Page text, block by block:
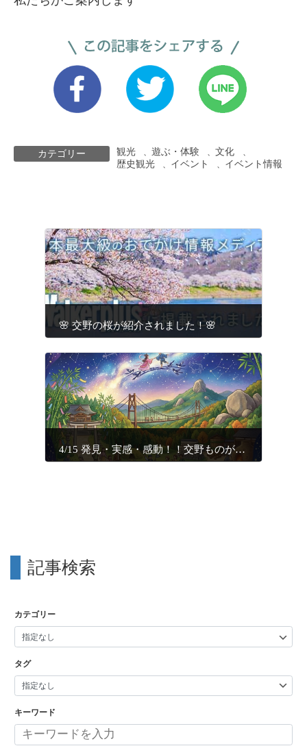
カテゴリー 観光 、遊ぶ・体験 、文化
歴史観光 イベント イベント情報
🌸 交野の桜が紹介されました！🌸
4/15 発見・実感・感動！！交野ものがたり ～第1回～
記事検索
カテゴリー
タグ
キーワード